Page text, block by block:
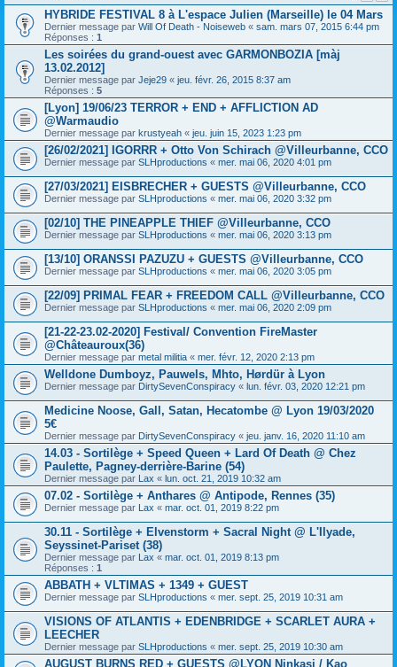
HYBRIDE FESTIVAL 8 à L'espace Julien (Marseille) le 04 Mars
Dernier message par Will Of Death - Noiseweb « sam. mars 07, 2015 6:44 pm
Réponses : 1
Les soirées du grand-ouest avec GARMONBOZIA [màj
13.02.2012]
Dernier message par Jeje29 « jeu. févr. 26, 2015 8:37 am
Réponses : 5
[Lyon] 19/06/23 TERROR + END + AFFLICTION AD
@Warmaudio
Dernier message par krustyeah « jeu. juin 15, 2023 1:23 pm
[26/02/2021] IGORRR + Otto Von Schirach @Villeurbanne, CCO
Dernier message par SLHproductions « mer. mai 06, 2020 4:01 pm
[27/03/2021] EISBRECHER + GUESTS @Villeurbanne, CCO
Dernier message par SLHproductions « mer. mai 06, 2020 3:32 pm
[02/10] THE PINEAPPLE THIEF @Villeurbanne, CCO
Dernier message par SLHproductions « mer. mai 06, 2020 3:13 pm
[13/10] ORANSSI PAZUZU + GUESTS @Villeurbanne, CCO
Dernier message par SLHproductions « mer. mai 06, 2020 3:05 pm
[22/09] PRIMAL FEAR + FREEDOM CALL @Villeurbanne, CCO
Dernier message par SLHproductions « mer. mai 06, 2020 2:09 pm
[21-22-23.02-2020] Festival/ Convention FireMaster
@Châteauroux(36)
Dernier message par metal militia « mer. févr. 12, 2020 2:13 pm
Welldone Dumboyz, Pauwels, Mhto, Hørdür à Lyon
Dernier message par DirtySevenConspiracy « lun. févr. 03, 2020 12:21 pm
Medicine Noose, Gall, Satan, Hecatombe @ Lyon 19/03/2020
5€
Dernier message par DirtySevenConspiracy « jeu. janv. 16, 2020 11:10 am
14.03 - Sortilège + Speed Queen + Lard Of Death @ Chez
Paulette, Pagney-derrière-Barine (54)
Dernier message par Lax « lun. oct. 21, 2019 10:32 am
07.02 - Sortilège + Anthares @ Antipode, Rennes (35)
Dernier message par Lax « mar. oct. 01, 2019 8:22 pm
30.11 - Sortilège + Elvenstorm + Sacral Night @ L'Ilyade,
Seyssinet-Pariset (38)
Dernier message par Lax « mar. oct. 01, 2019 8:13 pm
Réponses : 1
ABBATH + VLTIMAS + 1349 + GUEST
Dernier message par SLHproductions « mer. sept. 25, 2019 10:31 am
VISIONS OF ATLANTIS + EDENBRIDGE + SCARLET AURA +
LEECHER
Dernier message par SLHproductions « mer. sept. 25, 2019 10:30 am
AUGUST BURNS RED + GUESTS @LYON Ninkasi / Kao